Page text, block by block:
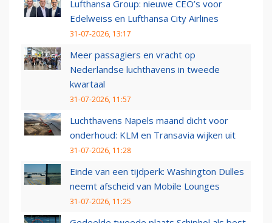
Lufthansa Group: nieuwe CEO’s voor
Edelweiss en Lufthansa City Airlines
31-07-2026, 13:17
Meer passagiers en vracht op
Nederlandse luchthavens in tweede
kwartaal
31-07-2026, 11:57
Luchthavens Napels maand dicht voor
onderhoud: KLM en Transavia wijken uit
31-07-2026, 11:28
Einde van een tijdperk: Washington Dulles
neemt afscheid van Mobile Lounges
31-07-2026, 11:25